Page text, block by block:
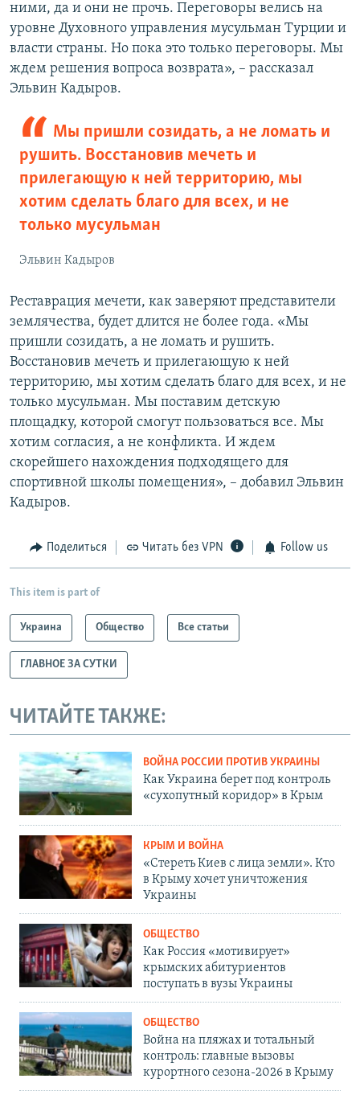
ними, да и они не прочь. Переговоры велись на
уровне Духовного управления мусульман Турции и
власти страны. Но пока это только переговоры. Мы
ждем решения вопроса возврата», – рассказал
Эльвин Кадыров.
Мы пришли созидать, а не ломать и
рушить. Восстановив мечеть и
прилегающую к ней территорию, мы
хотим сделать благо для всех, и не
только мусульман
Эльвин Кадыров
Реставрация мечети, как заверяют представители
землячества, будет длится не более года. «Мы
пришли созидать, а не ломать и рушить.
Восстановив мечеть и прилегающую к ней
территорию, мы хотим сделать благо для всех, и не
только мусульман. Мы поставим детскую
площадку, которой смогут пользоваться все. Мы
хотим согласия, а не конфликта. И ждем
скорейшего нахождения подходящего для
спортивной школы помещения», – добавил Эльвин
Кадыров.
Поделиться Читать без VPN Follow us
This item is part of
Украина Общество Все статьи
ГЛАВНОЕ ЗА СУТКИ
ЧИТАЙТЕ ТАКЖЕ:
ВОЙНА РОССИИ ПРОТИВ УКРАИНЫ
Как Украина берет под контроль
«сухопутный коридор» в Крым
КРЫМ И ВОЙНА
«Стереть Киев с лица земли». Кто
в Крыму хочет уничтожения
Украины
ОБЩЕСТВО
Как Россия «мотивирует»
крымских абитуриентов
поступать в вузы Украины
ОБЩЕСТВО
Война на пляжах и тотальный
контроль: главные вызовы
курортного сезона-2026 в Крыму